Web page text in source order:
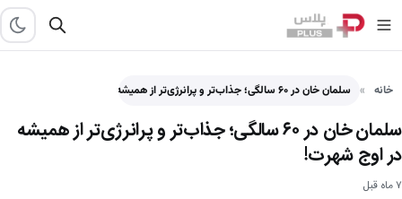
خانه سلمان خان در ۶۰ سالگی؛ جذاب‌تر و پرانرژی‌تر از همیشه در اوج شهرت! - پلاس
سلمان خان در ۶۰ سالگی؛ جذاب‌تر و پرانرژی‌تر از همیشه
در اوج شهرت!
۷ ماه قبل